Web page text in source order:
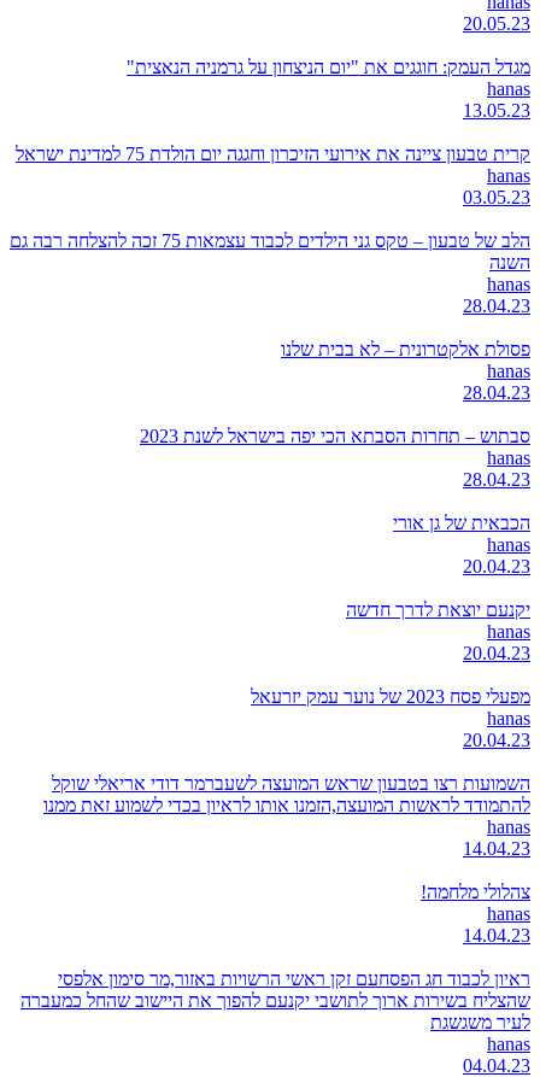
20.05.23
מגדל העמק: חוגגים את "יום הניצחון על גרמניה הנאצית"
hanas
13.05.23
קרית טבעון ציינה את אירועי הזיכרון וחגגה יום הולדת 75 למדינת ישראל
hanas
03.05.23
הלב של טבעון – טקס גני הילדים לכבוד עצמאות 75 זכה להצלחה רבה גם
השנה
hanas
28.04.23
פסולת אלקטרונית – לא בבית שלנו
hanas
28.04.23
סבתוש – תחרות הסבתא הכי יפה בישראל לשנת 2023
hanas
28.04.23
הכבאית של גן אורי
hanas
20.04.23
יקנעם יוצאת לדרך חדשה
hanas
20.04.23
מפעלי פסח 2023 של נוער עמק יזרעאל
hanas
20.04.23
השמועות רצו בטבעון שראש המועצה לשעברמר דודי אריאלי שוקל
להתמודד לראשות המועצה,הזמנו אותו לראיון בכדי לשמוע זאת ממנו
hanas
14.04.23
צהלולי מלחמה!
hanas
14.04.23
ראיון לכבוד חג הפסחעם זקן ראשי הרשויות באזור,מר סימון אלפסי
שהצליח בשירות ארוך לתושבי יקנעם להפוך את היישוב שהחל כמעברה
לעיר משגשגת
hanas
04.04.23